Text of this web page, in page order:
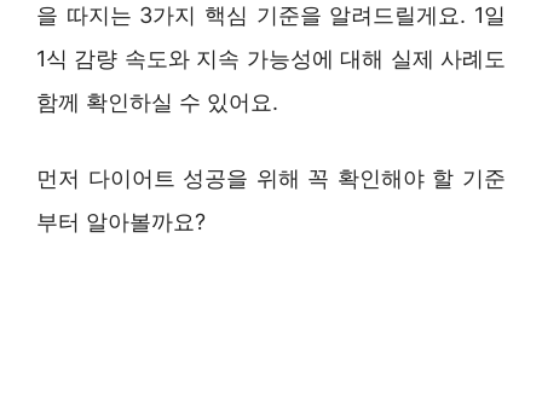
을 따지는 3가지 핵심 기준을 알려드릴게요. 1일
1식 감량 속도와 지속 가능성에 대해 실제 사례도
함께 확인하실 수 있어요.
먼저 다이어트 성공을 위해 꼭 확인해야 할 기준
부터 알아볼까요?